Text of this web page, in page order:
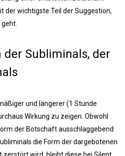
der wichtigste Teil der Suggestion,
der Subliminals, der
und längerer (1 Stunde
Wirkung zu zeigen. Obwohl
der Botschaft ausschlaggebend
die Form der dargebotenen